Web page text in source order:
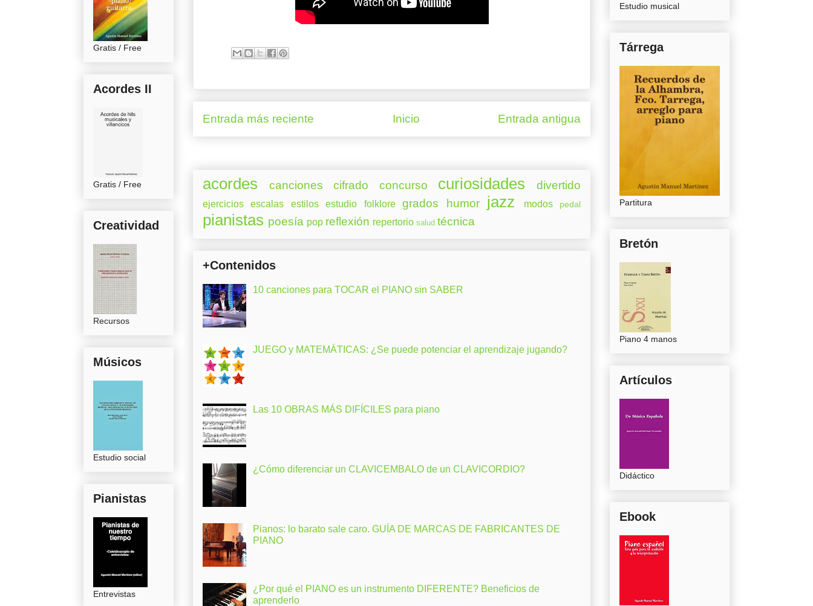
Entrada más reciente Entrada antigua
Inicio
acordes canciones cifrado concurso curiosidades divertido
ejercicios escalas estilos estudio folklore grados humor jazz modos pedal
pianistas poesía pop reflexión repertorio salud técnica
+Contenidos
10 canciones para TOCAR el PIANO sin SABER
JUEGO y MATEMÁTICAS: ¿Se puede potenciar el aprendizaje jugando?
Las 10 OBRAS MÁS DIFÍCILES para piano
¿Cómo diferenciar un CLAVICEMBALO de un CLAVICORDIO?
Pianos: lo barato sale caro. GUÍA DE MARCAS DE FABRICANTES DE
PIANO
¿Por qué el PIANO es un instrumento DIFERENTE? Beneficios de
aprenderlo
Gratis / Free
Acordes II
Gratis / Free
Creatividad
Recursos
Músicos
Estudio social
Pianistas
Entrevistas
Estudio musical
Tárrega
Partitura
Bretón
Piano 4 manos
Artículos
Didáctico
Ebook